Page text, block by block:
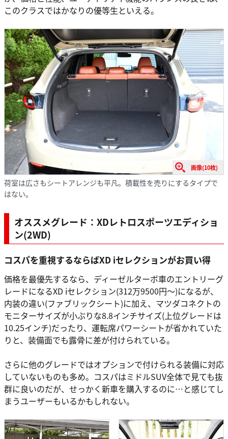
このクラスではかなりの優等生といえる。
画像(10枚)
荷室は広さもシートアレンジも平凡。積載性を売りにするタイプで
はない。
オススメグレード：XDレトロスポーツエディショ
ン(2WD)
コスパを重視するならばXD iセレクションがお買い得
価格を最優先するなら、ディーゼルターボ車のエントリーグ
レードになるXD iセレクション(312万9500円〜)になるが、
内装の違い(ファブリックシート)に加え、マツダコネクトの
モニターサイズが小ぶりな8.8インチサイズ(上位グレードは
10.25インチ)だったり、運転席パワーシートが省かれていた
りと、装備面でも露骨に差が付けられている。
さらに他のグレードではオプションで付けられる装備に対応
していないものも多め。コスパはミドルSUV全体で見ても抜
群に良いのだが、せっかく新車を購入するのに…と感じてし
まうユーザーもいるかもしれない。